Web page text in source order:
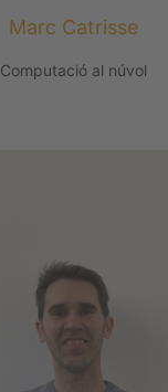
Marc Catrisse
Computació al núvol